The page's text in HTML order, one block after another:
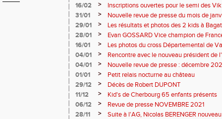
16/02
>
Inscriptions ouvertes pour le semi des
31/01
>
Nouvelle revue de presse du mois de
29/01
>
Les résultats et photos des 2 kids à
28/01
>
Evan GOSSARD Vice champion de
16/01
>
Les photos du cross Départemental de
04/01
>
Rencontre avec le nouveau président de
04/01
>
Nouvelle revue de presse : décembre
01/01
>
Petit relais nocturne au château
29/12
>
Décès de Robert DUPONT
11/12
>
Kid's de Cherbourg 65 enfants présents
06/12
>
Revue de presse NOVEMBRE 2021
28/11
>
Suite à l'AG, Nicolas BERENGER